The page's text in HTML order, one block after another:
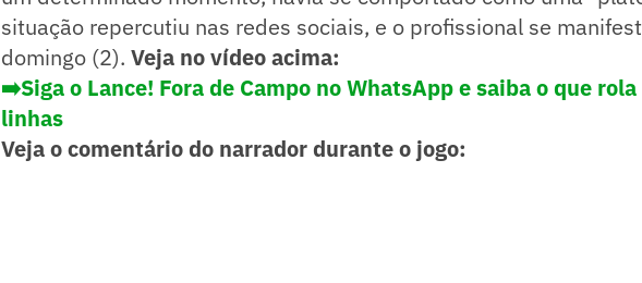
situação repercutiu nas redes sociais, e o profissional se
domingo (2). Veja no vídeo acima:
➡️Siga o Lance! Fora de Campo no WhatsApp e saiba o que
linhas
Veja o comentário do narrador durante o jogo: